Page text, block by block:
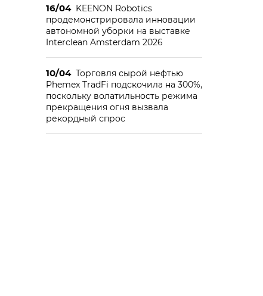
16/04 KEENON Robotics
продемонстрировала инновации
автономной уборки на выставке
Interclean Amsterdam 2026
10/04 Торговля сырой нефтью
Phemex TradFi подскочила на 300%,
поскольку волатильность режима
прекращения огня вызвала
рекордный спрос